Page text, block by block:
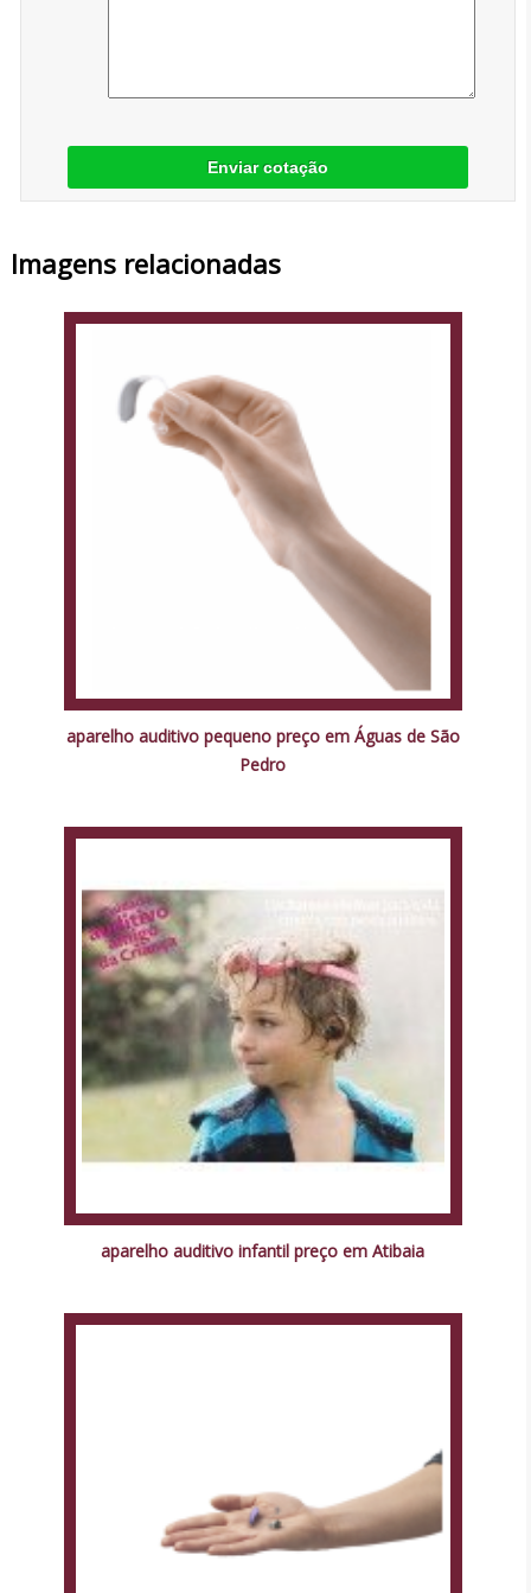
Enviar cotação
Imagens relacionadas
aparelho auditivo pequeno preço em Águas de São
Pedro
aparelho auditivo infantil preço em Atibaia